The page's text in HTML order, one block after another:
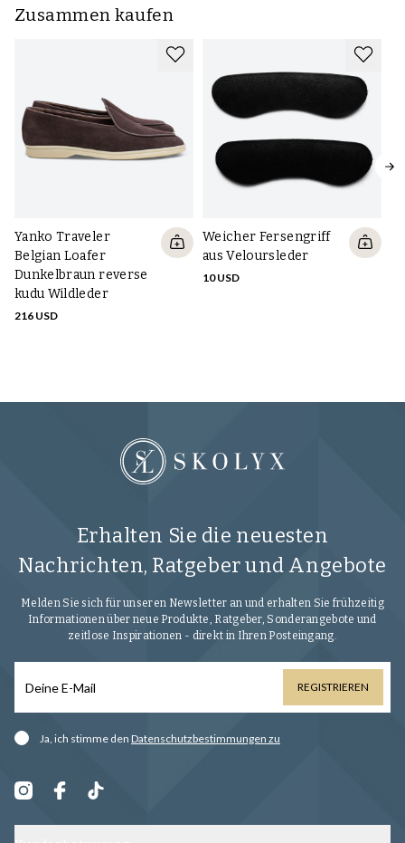
Zusammen kaufen
Yanko Traveler
Belgian Loafer
Dunkelbraun reverse
kudu Wildleder
216 USD
Weicher Fersengriff
aus Veloursleder
10 USD
Erhalten Sie die neuesten
Nachrichten, Ratgeber und Angebote
Melden Sie sich für unseren Newsletter an und erhalten Sie frühzeitig
Informationen über neue Produkte, Ratgeber, Sonderangebote und
zeitlose Inspirationen - direkt in Ihren Posteingang.
REGISTRIEREN
Ja, ich stimme den Datenschutzbestimmungen zu